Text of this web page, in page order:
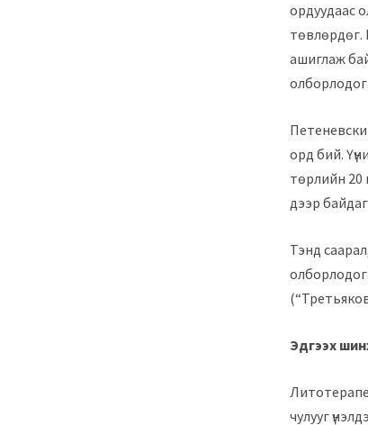
ордуудаас
төвлөрдөг.
ашиглаж
орд бий.
төрлийн 20
дээр
Тэнд
Эдгээх
чулууг